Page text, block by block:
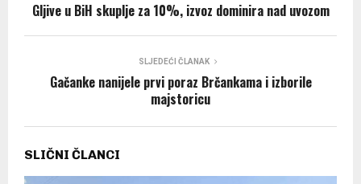
Gljive u BiH skuplje za 10%, izvoz dominira nad uvozom
SLJEDEĆI ČLANAK
Gačanke nanijele prvi poraz Brčankama i izborile
majstoricu
SLIČNI ČLANCI